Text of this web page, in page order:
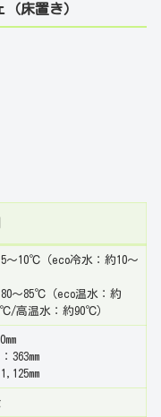
床置き）
〜10℃（eco冷水：約10〜
〜85℃（eco温水：約
高温水：約90℃）
363mm